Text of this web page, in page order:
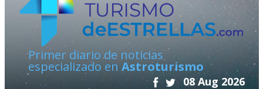
Primer diario de noticias
especializado en Astroturismo
08 Aug 2026